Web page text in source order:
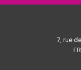
7, rue